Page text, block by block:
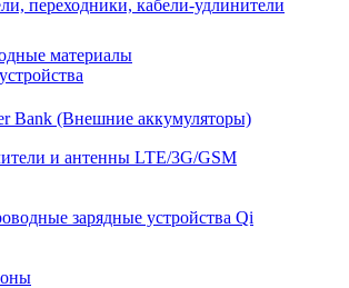
переходники, кабели-удлинители
материалы
Bank (Внешние аккумуляторы)
и антенны LTE/3G/GSM
зарядные устройства Qi